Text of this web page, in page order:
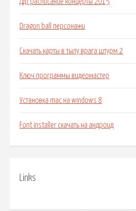
Ддт расписание концерты 2015
Dragon ball персонажи
Скачать карты в тылу врага штурм 2
Ключ программы видеомастер
Установка mac на windows 8
Font installer скачать на андроид
Links